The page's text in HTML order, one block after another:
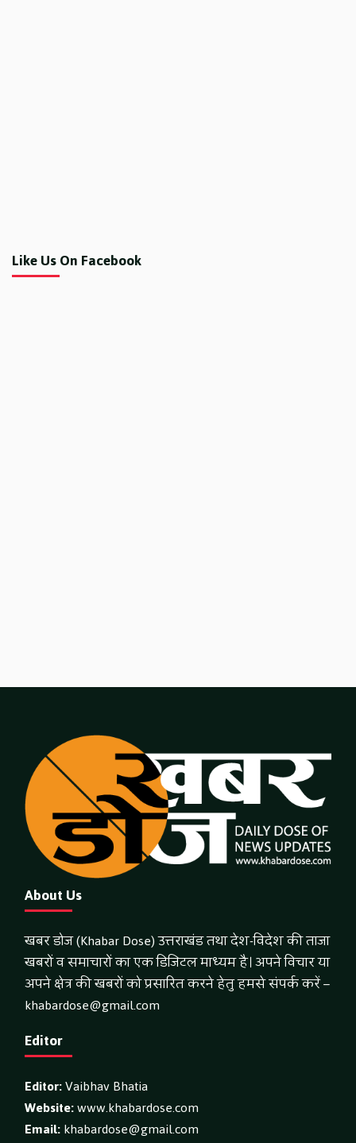
Like Us On Facebook
About Us
खबर डोज (Khabar Dose) उत्तराखंड तथा देश-विदेश की ताजा
खबरों व समाचारों का एक डिजिटल माध्यम है। अपने विचार या
अपने क्षेत्र की खबरों को प्रसारित करने हेतु हमसे संपर्क करें –
khabardose@gmail.com
Editor
Editor:Vaibhav Bhatia
Website:www.khabardose.com
Email:khabardose@gmail.com